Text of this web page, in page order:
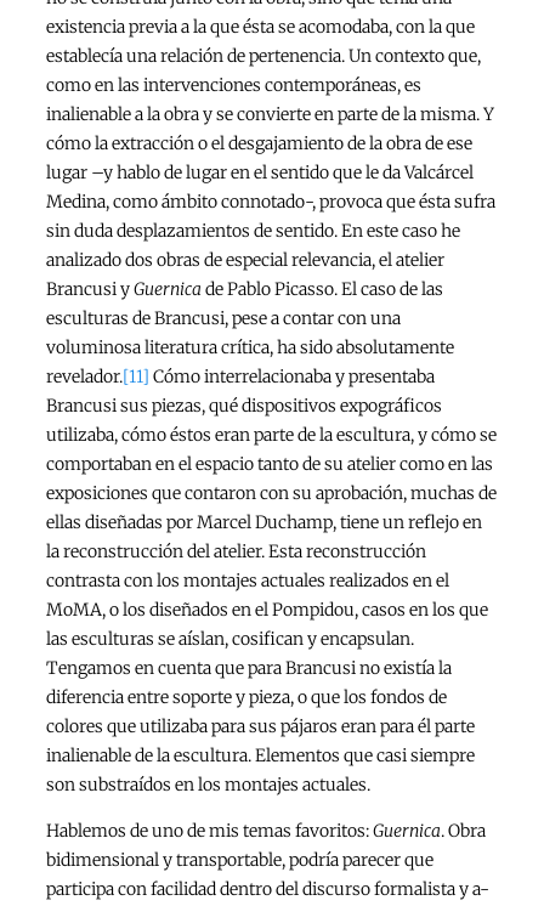
existencia previa a la que ésta se acomodaba, con la que
establecía una relación de pertenencia. Un contexto que,
como en las intervenciones contemporáneas, es
inalienable a la obra y se convierte en parte de la misma. Y
cómo la extracción o el desgajamiento de la obra de ese
lugar –y hablo de lugar en el sentido que le da Valcárcel
Medina, como ámbito connotado-, provoca que ésta sufra
sin duda desplazamientos de sentido. En este caso he
analizado dos obras de especial relevancia, el atelier
Brancusi yGuernica de Pablo Picasso. El caso de las
esculturas de Brancusi, pese a contar con una
voluminosa literatura crítica, ha sido absolutamente
revelador.[11] Cómo interrelacionaba y presentaba
Brancusi sus piezas, qué dispositivos expográficos
utilizaba, cómo éstos eran parte de la escultura, y cómo se
comportaban en el espacio tanto de su atelier como en las
exposiciones que contaron con su aprobación, muchas de
ellas diseñadas por Marcel Duchamp, tiene un reflejo en
la reconstrucción del atelier. Esta reconstrucción
contrasta con los montajes actuales realizados en el
MoMA, o los diseñados en el Pompidou, casos en los que
las esculturas se aíslan, cosifican y encapsulan.
Tengamos en cuenta que para Brancusi no existía la
diferencia entre soporte y pieza, o que los fondos de
colores que utilizaba para sus pájaros eran para él parte
inalienable de la escultura. Elementos que casi siempre
son substraídos en los montajes actuales.
Hablemos de uno de mis temas favoritos:Guernica. Obra
bidimensional y transportable, podría parecer que
participa con facilidad dentro del discurso formalista y a-